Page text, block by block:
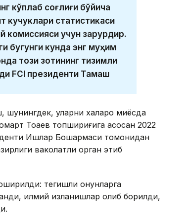
кўплаб соғлиғи бўйича
кучуклари статистикаси
комиссияси учун зарурдир.
бугунги кунда энг муҳим
този зотининг тизимли
FCI президенти Тамаш
уларни халқаро миқёсда
Тоқаев топшириғига асосан 2022
Ишлар Бошқармаси томонидан
ваколатли орган этиб
тегишли қонунларга
илмий изланишлар олиб борилди,